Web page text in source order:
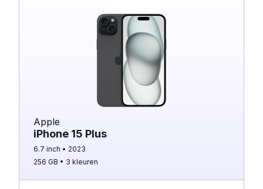
Apple
iPhone 15 Plus
6.7 inch
2023
256 GB
3 kleuren